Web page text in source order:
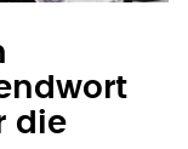
die